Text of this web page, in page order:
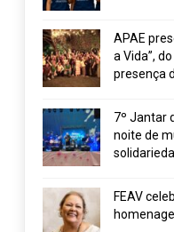
APAE
a Vida”,
presença
7º Jantar
noite de
FEAV